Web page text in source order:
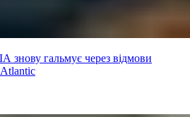
знову гальмує через відмови